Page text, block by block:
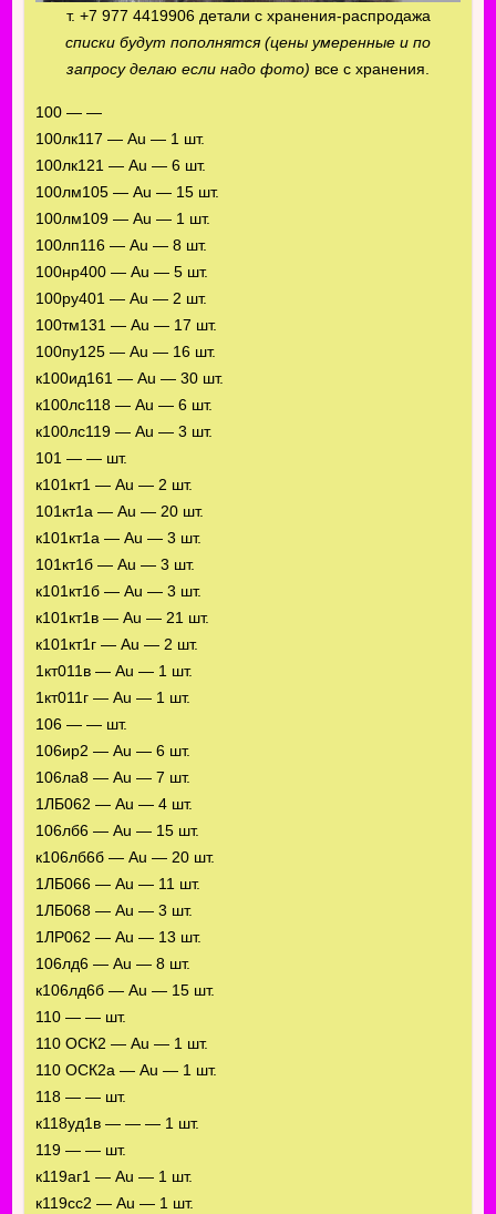
т. +7 977 4419906 детали с хранения-распродажа
списки будут пополнятся (цены умеренные и по
запросу делаю если надо фото) все с хранения.
100 — —
100лк117 — Au — 1 шт.
100лк121 — Au — 6 шт.
100лм105 — Au — 15 шт.
100лм109 — Au — 1 шт.
100лп116 — Au — 8 шт.
100нр400 — Au — 5 шт.
100ру401 — Au — 2 шт.
100тм131 — Au — 17 шт.
100пу125 — Au — 16 шт.
к100ид161 — Au — 30 шт.
к100лс118 — Au — 6 шт.
к100лс119 — Au — 3 шт.
101 — — шт.
к101кт1 — Au — 2 шт.
101кт1а — Au — 20 шт.
к101кт1а — Au — 3 шт.
101кт1б — Au — 3 шт.
к101кт1б — Au — 3 шт.
к101кт1в — Au — 21 шт.
к101кт1г — Au — 2 шт.
1кт011в — Au — 1 шт.
1кт011г — Au — 1 шт.
106 — — шт.
106ир2 — Au — 6 шт.
106ла8 — Au — 7 шт.
1ЛБ062 — Au — 4 шт.
106лб6 — Au — 15 шт.
к106лб6б — Au — 20 шт.
1ЛБ066 — Au — 11 шт.
1ЛБ068 — Au — 3 шт.
1ЛР062 — Au — 13 шт.
106лд6 — Au — 8 шт.
к106лд6б — Au — 15 шт.
110 — — шт.
110 ОСК2 — Au — 1 шт.
110 ОСК2а — Au — 1 шт.
118 — — шт.
к118уд1в — — — 1 шт.
119 — — шт.
к119аг1 — Au — 1 шт.
к119сс2 — Au — 1 шт.